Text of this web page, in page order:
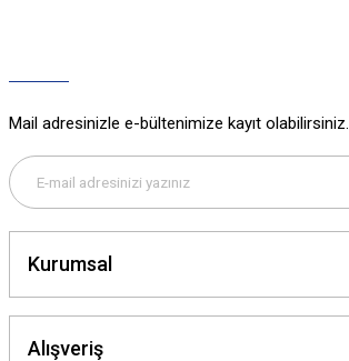
Gönder
Mail adresinizle e-bültenimize kayıt olabilirsiniz.
Kurumsal
Alışveriş